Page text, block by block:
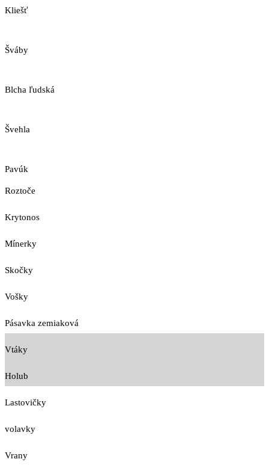
Kliešť
Šváby
Blcha ľudská
Švehla
Pavúk
Roztoče
Krytonos
Mínerky
Skočky
Vošky
Pásavka zemiaková
Vtáky
Holub
Lastovičky
volavky
Vrany